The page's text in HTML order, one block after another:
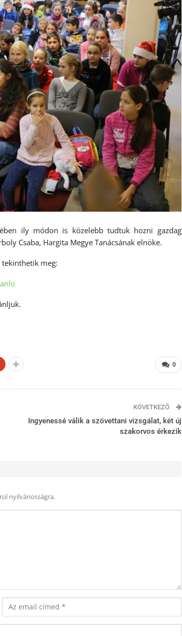
ily módon is közelebb tudtuk hozni gazdag
Csaba, Hargita Megye Tanácsának elnöke.
tekinthetik meg:
0
KÖVETKEZŐ
Ingyenessé válik a szövettani vizsgálat, két új
szakorvos érkezik
nyilvánosságra.